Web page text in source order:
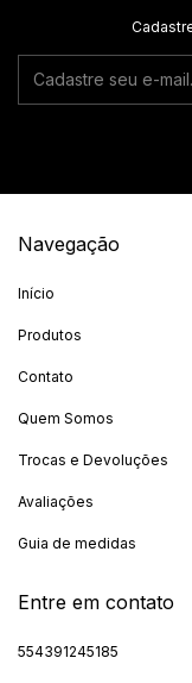
Navegação
Início
Produtos
Contato
Quem Somos
Trocas e Devoluções
Avaliações
Guia de medidas
Entre em contato
554391245185